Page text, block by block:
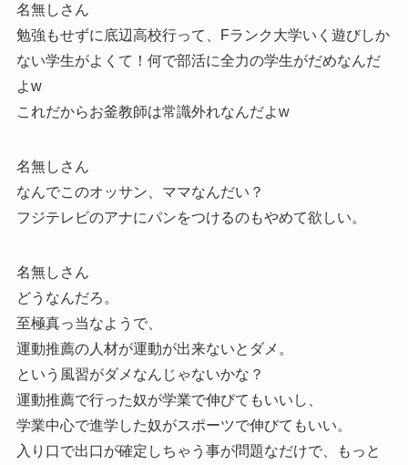
名無しさん
勉強もせずに底辺高校行って、Fランク大学いく遊びしか
ない学生がよくて！何で部活に全力の学生がだめなんだ
よw
これだからお釜教師は常識外れなんだよw
名無しさん
なんでこのオッサン、ママなんだい？
フジテレビのアナにパンをつけるのもやめて欲しい。
名無しさん
どうなんだろ。
至極真っ当なようで、
運動推薦の人材が運動が出来ないとダメ。
という風習がダメなんじゃないかな？
運動推薦で行った奴が学業で伸びてもいいし、
学業中心で進学した奴がスポーツで伸びてもいい。
入り口で出口が確定しちゃう事が問題なだけで、もっと